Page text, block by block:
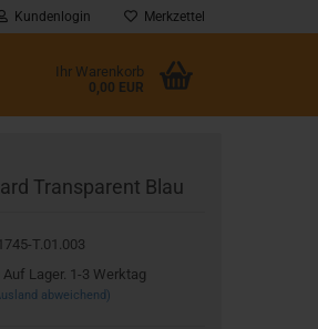
Kundenlogin Merkzettel
Ihr Warenkorb
0,00 EUR
Transparent Blau
T.01.003
Auf Lager. 1-3 Werktag
abweichend)